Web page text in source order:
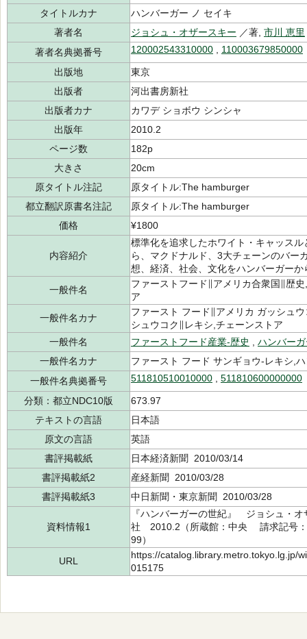
タイトルカナ
ハンバーガー ノ セイキ
著者名
ジョシュ・オザースキー ／著, 市川 恵里
著者名典拠番号
120002543310000 110003679850000
出版地
東京
出版者
河出書房新社
出版者カナ
カワデ ショボウ シンシャ
出版年
2010.2
ページ数
182p
大きさ
20cm
原タイトル注記
原タイトル:The hamburger
都立翻訳原書名注記
原タイトル:The hamburger
価格
¥1800
内容紹介
標準化を追求したホワイト・キャッス
ら、マクドナルド、3大チェーンのバー
想、経済、社会、文化をハンバーガーか
一般件名
ファーストフード∥アメリカ合衆国∥歴
ア
一般件名カナ
ファースト フード∥アメリカ ガッシュ
シュウコク∥レキシ,チェーンストア
一般件名
ファーストフード産業-歴史
ハンバー
一般件名カナ
ファースト フード サンギョウ-レキシ,
一般件名典拠番号
511810510010000 511810600000000
分類：都立NDC10版
673.97
テキストの言語
日本語
原文の言語
英語
書評掲載紙
日本経済新聞 2010/03/14
書評掲載紙2
産経新聞 2010/03/28
書評掲載紙3
中日新聞・東京新聞 2010/03/28
資料情報1
『ハンバーガーの世紀』 ジョシュ・
社 2010.2（所蔵館：中央 請求記号
99）
URL
https://catalog.library.metro.tokyo.lg.jp/
015175